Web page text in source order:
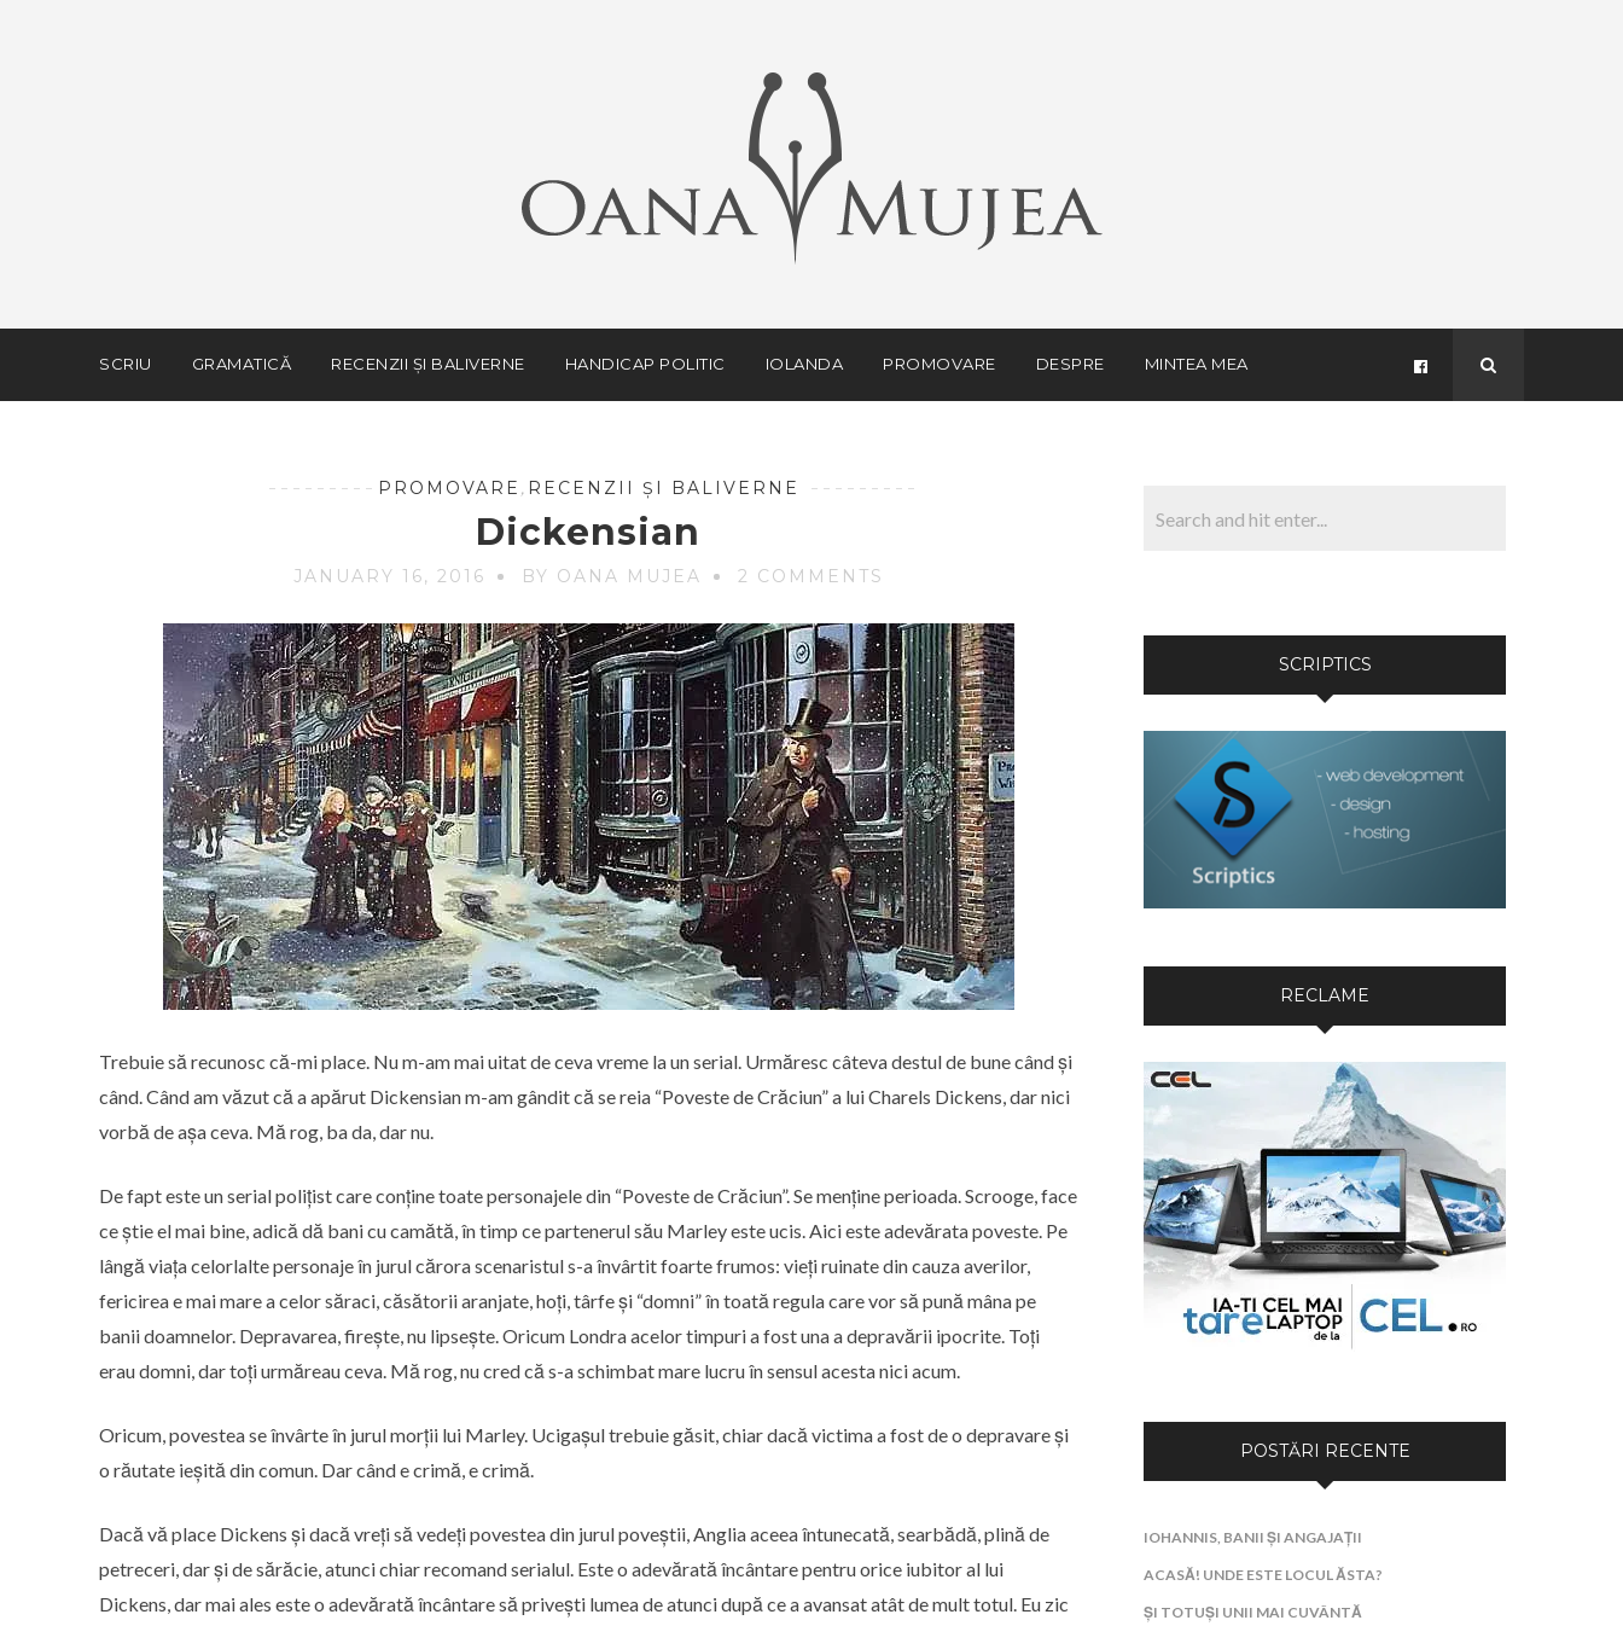
SCRIU GRAMATICĂ RECENZII ȘI BALIVERNE HANDICAP POLITIC IOLANDA PROMOVARE DESPRE MINTEA MEA
PROMOVARE , RECENZII ȘI BALIVERNE
Dickensian
JANUARY 16, 2016 BY OANA MUJEA 2 COMMENTS
Trebuie să recunosc că-mi place. Nu m-am mai uitat de ceva vreme la un serial. Urmăresc câteva destul de bune când și
când. Când am văzut că a apărut Dickensian m-am gândit că se reia “Poveste de Crăciun” a lui Charels Dickens, dar nici
vorbă de așa ceva. Mă rog, ba da, dar nu.
De fapt este un serial polițist care conține toate personajele din “Poveste de Crăciun”. Se menține perioada. Scrooge, face
ce știe el mai bine, adică dă bani cu camătă, în timp ce partenerul său Marley este ucis. Aici este adevărata poveste. Pe
lângă viața celorlalte personaje în jurul cărora scenaristul s-a învârtit foarte frumos: vieți ruinate din cauza averilor,
fericirea e mai mare a celor săraci, căsătorii aranjate, hoți, târfe și “domni” în toată regula care vor să pună mâna pe
banii doamnelor. Depravarea, firește, nu lipsește. Oricum Londra acelor timpuri a fost una a depravării ipocrite. Toți
erau domni, dar toți urmăreau ceva. Mă rog, nu cred că s-a schimbat mare lucru în sensul acesta nici acum.
Oricum, povestea se învârte în jurul morții lui Marley. Ucigașul trebuie găsit, chiar dacă victima a fost de o depravare și
o răutate ieșită din comun. Dar când e crimă, e crimă.
Dacă vă place Dickens și dacă vreți să vedeți povestea din jurul poveștii, Anglia aceea întunecată, searbădă, plină de
petreceri, dar și de sărăcie, atunci chiar recomand serialul. Este o adevărată încântare pentru orice iubitor al lui
Dickens, dar mai ales este o adevărată încântare să privești lumea de atunci după ce a avansat atât de mult totul. Eu zic
SCRIPTICS
RECLAME
POSTĂRI RECENTE
IOHANNIS, BANII ȘI ANGAJAȚII
ACASĂ! UNDE ESTE LOCUL ĂSTA?
ȘI TOTUȘI UNII MAI CUVÂNTĂ